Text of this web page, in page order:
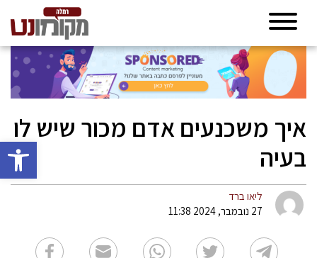
פתח
איך משכנעים אדם מכור שיש לו
בעיה
ליאו ברד
27 נובמבר, 2024 11:38